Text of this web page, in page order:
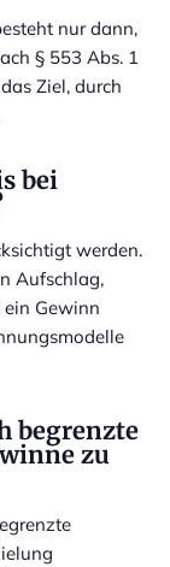
nur dann,
§ 553 Abs. 1
Ziel, durch
bei
werden.
Aufschlag,
Gewinn
begrenzte
zu